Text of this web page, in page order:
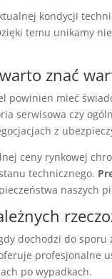
kondycji
temu unikamy
znać
powinien mieć
serwisowa czy
z
ceny rynkowej
technicznego.
naszych
dochodzi do
oferuje profesjonalne
po wypadkach.